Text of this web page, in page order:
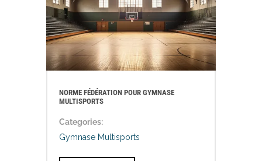
NORME FÉDÉRATION POUR GYMNASE
MULTISPORTS
Categories:
Gymnase Multisports